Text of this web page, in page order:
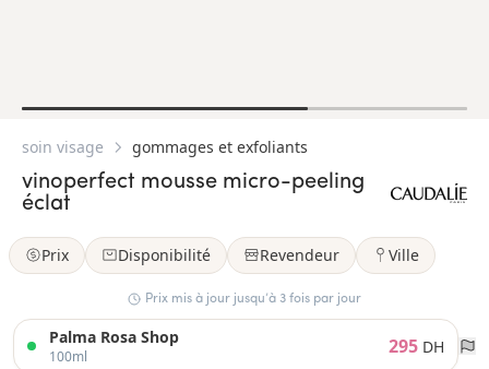
soin visage gommages et exfoliants
vinoperfect mousse micro-peeling
éclat
Prix Disponibilité Revendeur Ville
Prix mis à jour jusqu’à 3 fois par jour
Palma Rosa Shop
100ml 295 DH